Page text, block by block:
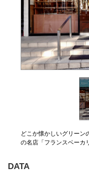
どこか懐かしいグリーン
の名店「フランスベーカ
DATA